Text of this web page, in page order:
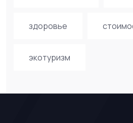
здоровье
экотуризм